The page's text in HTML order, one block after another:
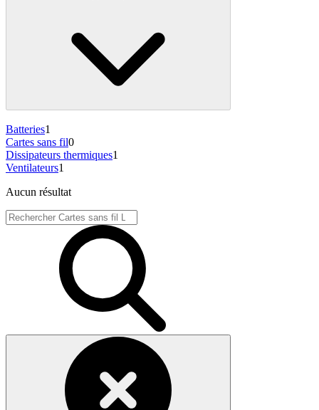
Batteries1
Cartes sans fil0
Dissipateurs thermiques1
Ventilateurs1
Aucun résultat